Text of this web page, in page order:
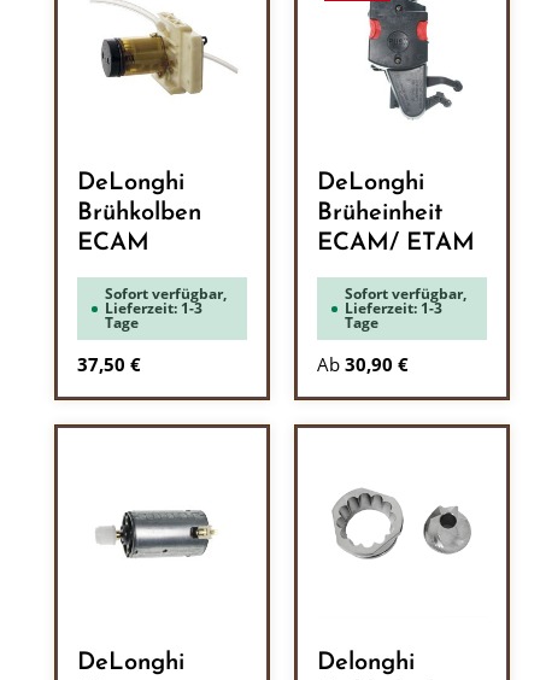
DeLonghi
Brühkolben
ECAM
Sofort verfügbar,
Lieferzeit: 1-3
Tage
Regulärer Preis:
37,50 €
DeLonghi
Brüheinheit
ECAM/ ETAM
Sofort verfügbar,
Lieferzeit: 1-3
Tage
Ab 30,90 €
DeLonghi
Delonghi